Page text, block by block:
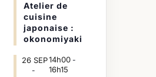
Atelier de
cuisine
japonaise :
okonomiyaki
26 SEP14h00-
16h15